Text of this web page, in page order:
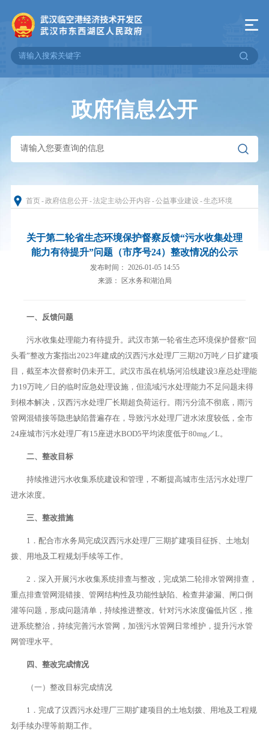
政府信息公开
首页-政府信息公开-法定主动公开内容 -公益事业建设 -生态环境
关于第二轮省生态环境保护督察反馈“污水收集处理
能力有待提升”问题（市序号24）整改情况的公示
发布时间： 2026-01-05 14:55
来源： 区水务和湖泊局
一、反馈问题
污水收集处理能力有待提升。武汉市第一轮省生态环境保护督察“回
头看”整改方案指出2023年建成的汉西污水处理厂三期20万吨／日扩建项
目，截至本次督察时仍未开工。武汉市虽在机场河沿线建设3座总处理能
力19万吨／日的临时应急处理设施，但流域污水处理能力不足问题未得
到根本解决，汉西污水处理厂长期超负荷运行。雨污分流不彻底，雨污
管网混错接等隐患缺陷普遍存在，导致污水处理厂进水浓度较低，全市
24座城市污水处理厂有15座进水BOD5平均浓度低于80mg／L。
二、整改目标
持续推进污水收集系统建设和管理，不断提高城市生活污水处理厂
进水浓度。
三、整改措施
1．配合市水务局完成汉西污水处理厂三期扩建项目征拆、土地划
拨、用地及工程规划手续等工作。
2．深入开展污水收集系统排查与整改，完成第二轮排水管网排查，
重点排查管网混错接、管网结构性及功能性缺陷、检查井渗漏、闸口倒
灌等问题，形成问题清单，持续推进整改。针对污水浓度偏低片区，推
进系统整治，持续完善污水管网，加强污水管网日常维护，提升污水管
网管理水平。
四、整改完成情况
（一）整改目标完成情况
1．完成了汉西污水处理厂三期扩建项目的土地划拨、用地及工程规
划手续办理等前期工作。